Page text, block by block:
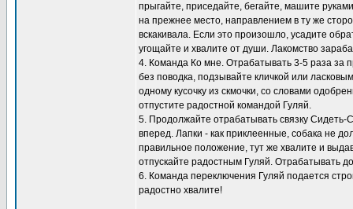
прыгайте, приседайте, бегайте, машите
на прежнее место, направлением в ту же
вскакивала. Если это произошло, усадите
угощайте и хвалите от души. Лакомство
4. Команда Ко мне. Отрабатывать 3-5 раза за
без поводка, подзывайте кличкой или
одному кусочку из скмочки, со словами
отпустите радостной командой Гуляй.
5. Продолжайте отрабатывать связку Сидеть-
вперед. Лапки - как приклеенные, собака не
правильное положение, тут же хвалите и
отпускайте радостным Гуляй. Отрабатывать
6. Команда переключения Гуляй подается
радостно хвалите!